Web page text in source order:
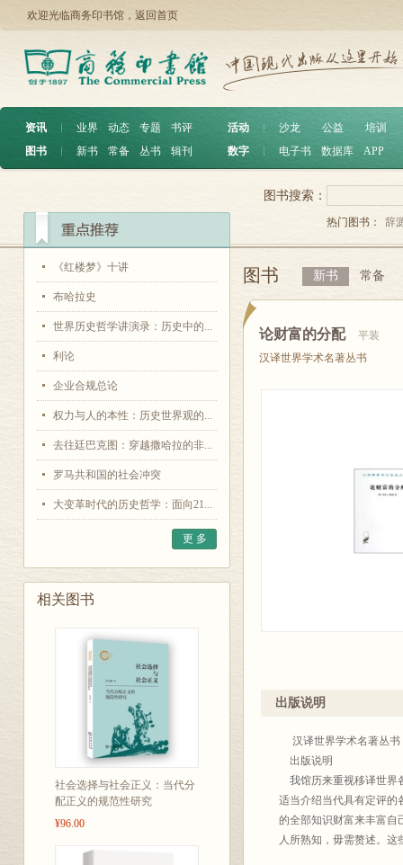
欢迎光临商务印书馆， 返回首页
资讯 ︱ 业界 动态 专题
书评
图书
︱ 新书 常备 丛书 辑刊
活动 沙龙 公益
培训
数字
电子书 数据库 APP
《红楼梦》十讲
布哈拉史
世界历史哲学讲演录：历史中的...
利论
企业合规总论
权力与人的本性：历史世界观的...
去往廷巴克图：穿越撒哈拉的非...
罗马共和国的社会冲突
大变革时代的历史哲学：面向21...
更 多
相关图书
社会选择与社会正义：当代分
配正义的规范性研究
¥96.00
图书搜索：
热门图书： 辞
图书 新书 常备
论财富的分配
平装
汉译世界学术名著丛书
出版说明
汉译世界学术名著丛书
出版说明
我馆历来重视移译世界
适当介绍当代具有定评的
的全部知识财富来丰富自
人所熟知，毋需赘述。